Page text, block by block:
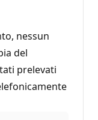
nessun
del
prelevati